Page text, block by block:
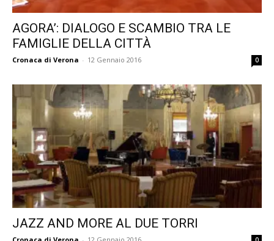
AGORA’: DIALOGO E SCAMBIO TRA LE
FAMIGLIE DELLA CITTÀ
Cronaca di Verona - 12 Gennaio 2016 0
JAZZ AND MORE AL DUE TORRI